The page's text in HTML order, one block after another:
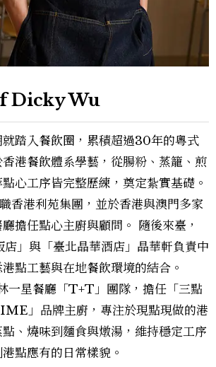
Dicky Wu
就踏入餐飲圈，累積超過30年的粵式
港餐飲體系學藝，從腸粉、蒸籠、煎
心工序皆完整歷練，奠定紮實基礎。
香港利苑集團，並於香港與澳門多家
擔任點心主廚與顧問。 隨後來臺，
」與「臺北晶華酒店」晶華軒負責中
點工藝與在地餐飲環境的結合。
一星餐廳「T+T」團隊，擔任「三點
」品牌主廚，專注於現點現做的港
、燒味到麵食與燉湯，維持穩定工序
點應有的日常樣貌。